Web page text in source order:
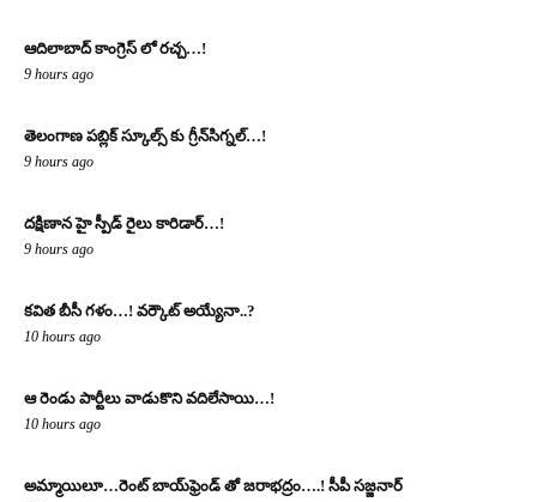
ఆదిలాబాద్ కాంగ్రెస్ లో రచ్చ…!
9 hours ago
తెలంగాణ పబ్లిక్ స్కూల్స్ కు గ్రీన్‌సిగ్నల్…!
9 hours ago
దక్షిణాన హై స్పీడ్ రైలు కారిడార్…!
9 hours ago
క‌విత‌ బీసీ గ‌ళం…! వ‌ర్కౌట్ అయ్యేనా..?
10 hours ago
ఆ రెండు పార్టీలు వాడుకొని వదిలేసాయి…!
10 hours ago
అమ్మాయిలూ…రెంట్ బాయ్‌ఫ్రెండ్ తో జరాభద్రం….! సీపీ స‌జ్జ‌నార్‌